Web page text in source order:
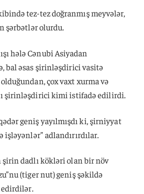
tez-tez doğranmış meyvələr,
şərbətlər olurdu.
hələ Cənubi Asiyadan
bal əsas şirinləşdirici vasitə
çox vaxt xurma və
şirinləşdirici kimi istifadə edilirdi.
geniş yayılmışdı ki, şirniyyat
işləyənlər” adlandırırdılar.
dadlı kökləri olan bir növ
(tiger nut) geniş şəkildə